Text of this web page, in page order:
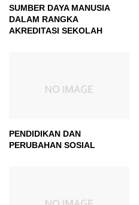
SUMBER DAYA MANUSIA
DALAM RANGKA
AKREDITASI SEKOLAH
PENDIDIKAN DAN
PERUBAHAN SOSIAL